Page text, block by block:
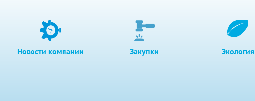
Новости компании Закупки Экология